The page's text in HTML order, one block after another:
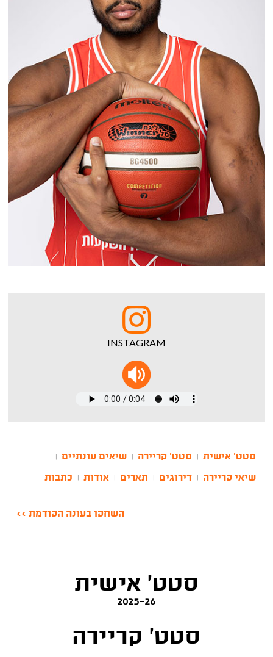
INSTAGRAM
סטט' אישית סטט' קריירה שיאים עונתיים
שיאי קריירה דירוגים תארים אודות כתבות
השחקן בעונה הקודמת >>
סטט' אישית
2025-26
סטט' קריירה